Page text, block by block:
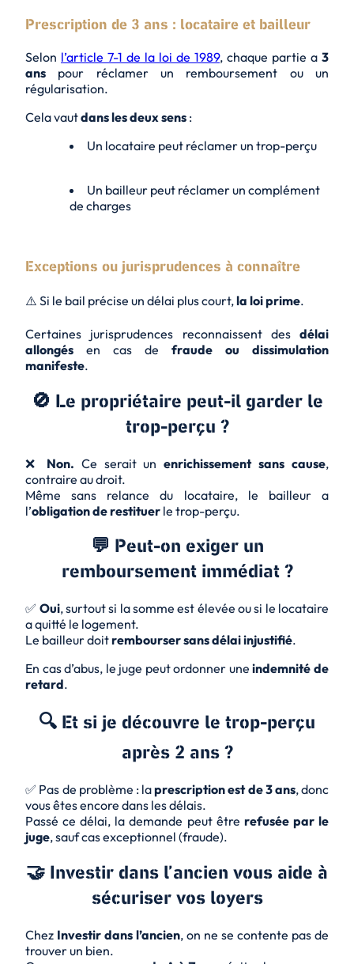
Prescription de 3 ans : locataire et bailleur
Selon l’article 7-1 de la loi de 1989, chaque partie a 3
ans pour réclamer un remboursement ou un
régularisation.
Cela vautdans les deux sens :
Un locataire peut réclamer un trop-perçu
Un bailleur peut réclamer un complément
de charges
Exceptions ou jurisprudences à connaître
⚠️ Si le bail précise un délai plus court,la loi prime.
Certaines jurisprudences reconnaissent des délai
allongés en cas de fraude ou dissimulation
manifeste.
🚫 Le propriétaire peut-il garder le
trop-perçu ?
❌ Non. Ce serait unenrichissement sans cause,
contraire au droit.
Même sans relance du locataire, le bailleur a
l’obligation de restituer le trop-perçu.
💬 Peut-on exiger un
remboursement immédiat ?
✅ Oui, surtout si la somme est élevée ou si le locataire
a quitté le logement.
Le bailleur doitrembourser sans délai injustifié.
En cas d’abus, le juge peut ordonner uneindemnité de
retard.
🔍 Et si je découvre le trop-perçu
après 2 ans ?
✅ Pas de problème : laprescription est de 3 ans, donc
vous êtes encore dans les délais.
Passé ce délai, la demande peut être refusée par le
juge, sauf cas exceptionnel (fraude).
🤝 Investir dans l’ancien vous aide à
sécuriser vos loyers
Chez Investir dans l’ancien, on ne se contente pas de
trouver un bien.